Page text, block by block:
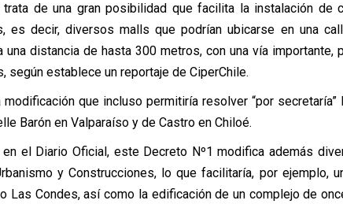
de una gran posibilidad que facilita la instalación de
es decir, diversos malls que podrían ubicarse en una
una distancia de hasta 300 metros, con una vía importante,
según establece un reportaje de CiperChile.
modificación que incluso permitiría resolver “por
Barón en Valparaíso y de Castro en Chiloé.
en el Diario Oficial, este Decreto Nº1 modifica además
y Construcciones, lo que facilitaría, por ejemplo,
Las Condes, así como la edificación de un complejo de